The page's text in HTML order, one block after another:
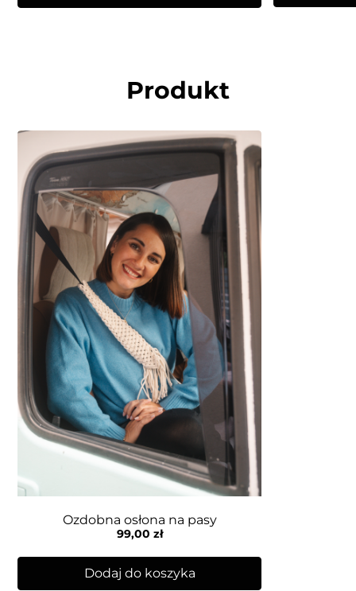
Produkt
Ozdobna osłona na pasy
99,00 zł
Dodaj do koszyka